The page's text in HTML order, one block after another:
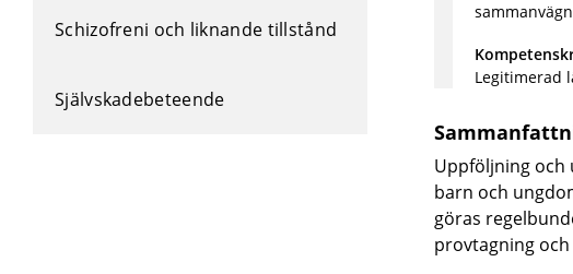
Schizofreni och liknande tillstånd
Självskadebeteende
Legitimerad
Uppföljning och
barn och
göras
provtagning